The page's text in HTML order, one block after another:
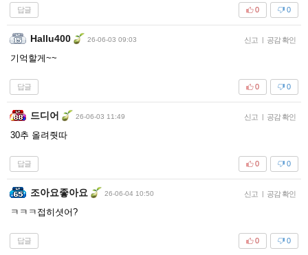
답글 0
0
Hallu400 26-06-03 09:03 신고 | 공감 확인
기억할게~~
답글 0
0
드디어 26-06-03 11:49 신고 | 공감 확인
30추 올려줫따
답글 0
0
조아요좋아요 26-06-04 10:50 신고 | 공감 확인
ㅋㅋㅋ접히셧어?
답글 0
0